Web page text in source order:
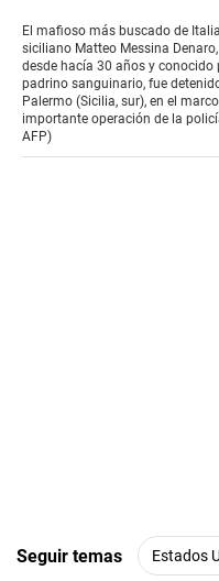
of
2
minutes,
8
seconds
El mafioso más buscado de
siciliano Matteo Messina
desde hacía 30 años y conocido
padrino sanguinario, fue
Palermo (Sicilia, sur), en el
importante operación de la
AFP)
Seguir temas Estados